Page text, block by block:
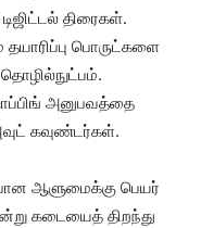
திரைகள்.
பொருட்களை
அனுபவத்தை
கவுண்டர்கள்.
ஆளுமைக்கு பெயர்
கடையைத் திறந்து